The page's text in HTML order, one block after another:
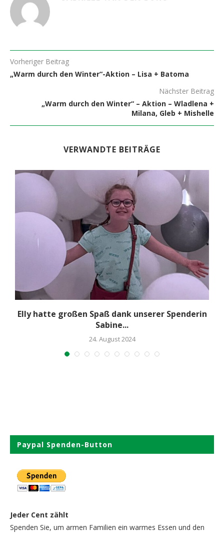
Vorheriger Beitrag
„Warm durch den Winter“-Aktion – Lisa + Batoma
Nächster Beitrag
„Warm durch den Winter“ – Aktion – Wladlena +
Milana, Gleb + Mishelle
VERWANDTE BEITRÄGE
Elly hatte großen Spaß dank unserer Spenderin
Sabine...
24. August 2024
Paypal Spenden-Button
Jeder Cent zählt
Spenden Sie, um armen Familien ein warmes Essen und den